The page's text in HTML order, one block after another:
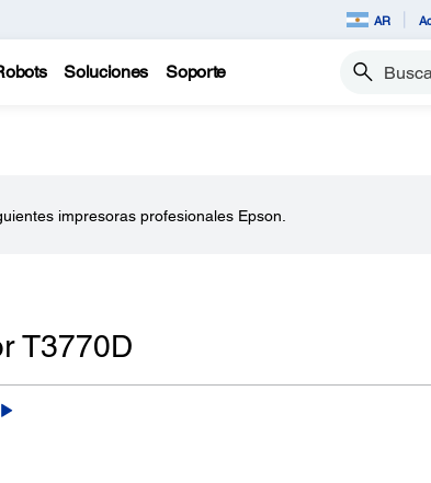
AR
Soluciones Soporte Buscar
impresoras profesionales Epson.
T3770D